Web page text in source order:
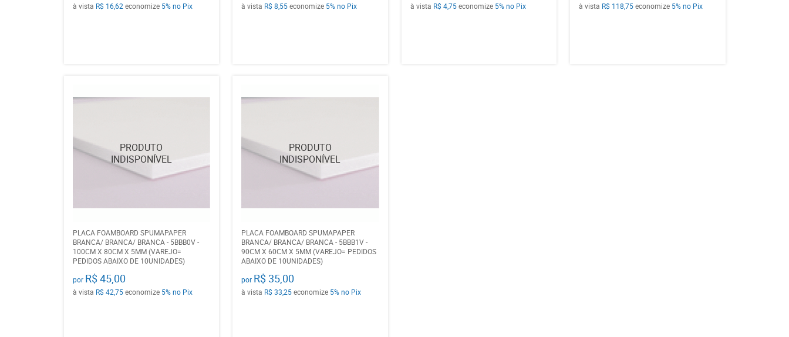
à vista R$ 16,62 economize 5% no Pix à vista R$ 8,55economize 5%no Pix à vista R$ 4,75economize 5% no Pix à vista R$ 118,75economize 5%no Pix
PLACA FOAMBOARD SPUMAPAPER
BRANCA/ BRANCA/ BRANCA - 5BBB0V -
100CM X 80CM X 5MM (VAREJO=
PEDIDOS ABAIXO DE 10UNIDADES)
por R$ 45,00
à vista R$ 42,75economize 5% no Pix
PLACA FOAMBOARD SPUMAPAPER
BRANCA/ BRANCA/ BRANCA - 5BBB1V -
90CM X 60CM X 5MM (VAREJO= PEDIDOS
ABAIXO DE 10UNIDADES)
por R$ 35,00
à vista R$ 33,25economize 5%no Pix